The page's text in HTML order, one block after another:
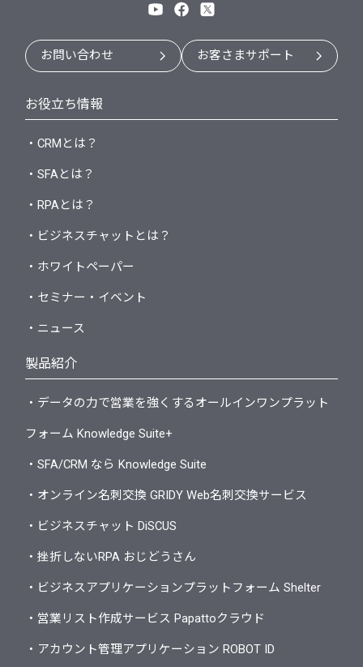
お問い合わせ お客さまサポート
お役立ち情報
・CRMとは？
・SFAとは？
・RPAとは？
・ビジネスチャットとは？
・ホワイトペーパー
・セミナー・イベント
・ニュース
製品紹介
・データの力で営業を強くするオールインワンプラット
フォーム Knowledge Suite+
・SFA/CRM なら Knowledge Suite
・オンライン名刺交換 GRIDY Web名刺交換サービス
・ビジネスチャット DiSCUS
・挫折しないRPA おじどうさん
・ビジネスアプリケーションプラットフォーム Shelter
・営業リスト作成サービス Papattoクラウド
・アカウント管理アプリケーション ROBOT ID